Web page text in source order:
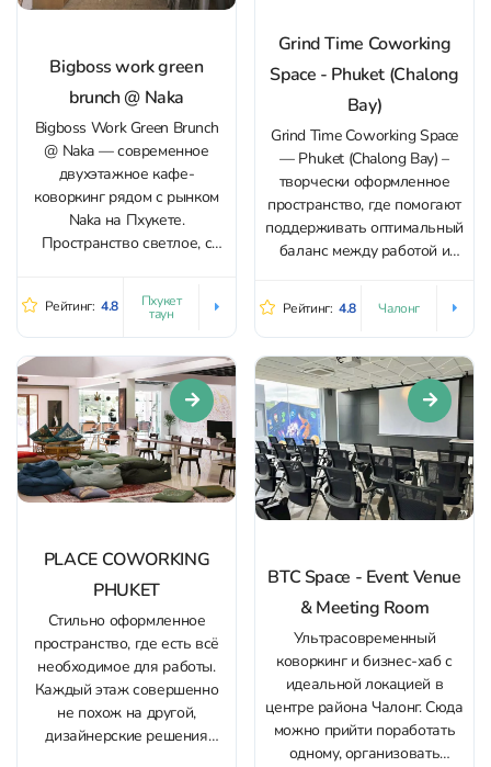
Bigboss work green
brunch @ Naka
Bigboss Work Green Brunch
@ Naka — современное
двухэтажное кафе-
коворкинг рядом с рынком
Naka на Пхукете.
Пространство светлое, с
заметным количеством
зелени; внутри просторно,
много посадочных мест, есть
удачные точки для фото.
Атмосфера тихая и
собранная — удобно читать,
работать или проводить
деловые встречи. Для...
Рейтинг: 4.8 Пхукет
таун
Grind Time Coworking
Space - Phuket (Chalong
Bay)
Grind Time Coworking Space
— Phuket (Chalong Bay) –
творчески оформленное
пространство, где помогают
поддерживать оптимальный
баланс между работой и
коворкингов,
расположенных в удобных
локациях. Для работы здесь
есть тихая зона с
комфортными рабочими
местами, для проведения
конференций и созвонов
есть отдельные помещения.
Посетителям
предоставляют...
Рейтинг: 4.8 Чалонг
PLACE COWORKING
PHUKET
Стильно оформленное
пространство, где есть всё
необходимое для работы.
Каждый этаж совершенно
не похож на другой,
дизайнерские решения
BTC Space - Event Venue
& Meeting Room
Ультрасовременный
коворкинг и бизнес-хаб с
идеальной локацией в
центре района Чалонг. Сюда
можно прийти поработать
одному, организовать